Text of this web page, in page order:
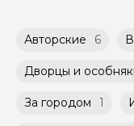
указанной на
Агрегатором
к Оферте
Групповые
Помимо Вас, на
быть
Мини-группы
Авторские 6
Дворцы и
За городом 1